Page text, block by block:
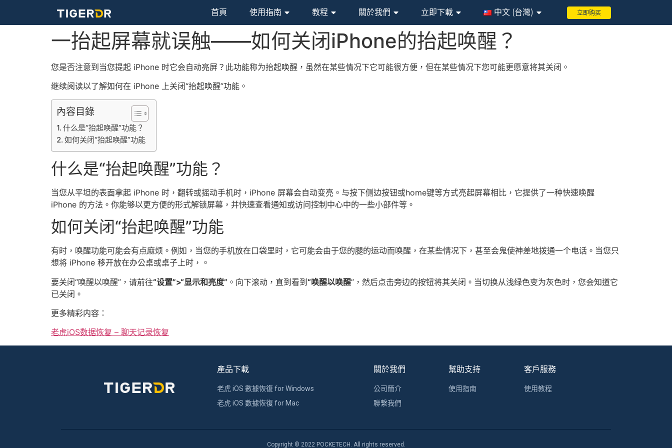
首頁 使用指南 教程 關於我們 立即下載 中文 (台灣) 立即购买
一抬起屏幕就误触——如何关闭iPhone的抬起唤醒？
您是否注意到当您提起 iPhone 时它​​会自动亮屏？此功能称为抬起唤醒，虽然在某些情况下它可能很方便，但在某些情况下您可能更愿意将其关闭。
继续阅读以了解如何在 iPhone 上关闭“抬起唤醒”功能。
內容目錄
什么是“抬起唤醒”功能？
如何关闭“抬起唤醒”功能
什么是“抬起唤醒”功能？
当您从平坦的表面拿起 iPhone 时，翻转或摇动手机时，iPhone 屏幕会自动变亮。与按下侧边按钮或home键等方式亮起屏幕相比，它提供了一种快速唤醒
iPhone 的方法。你能够以更方便的形式解锁屏幕，并快速查看通知或访问控制中心中的一些小部件等。
如何关闭“抬起唤醒”功能
有时，唤醒功能可能会有点麻烦。例如，当您的手机放在口袋里时，它可能会由于您的腿的运动而唤醒，在某些情况下，甚至会鬼使神差地拨通一个电话。当您只
想将 iPhone 移开放在办公桌或桌子上时，。
要关闭“唤醒以唤醒”，请前往“设置”>“显示和亮度” 。向下滚动，直到看到“唤醒以唤醒”，然后点击旁边的按钮将其关闭。当切换从浅绿色变为灰色时，您会知道它
已关闭。
更多精彩内容：
老虎iOS数据恢复 – 聊天记录恢复
產品下載
老虎 iOS 數據恢復 for Windows
老虎 iOS 數據恢復 for Mac
關於我們
公司簡介
聯繫我們
幫助支持
使用指南
客戶服務
使用教程
Copyright © 2022 POCKETECH. All rights reserved.